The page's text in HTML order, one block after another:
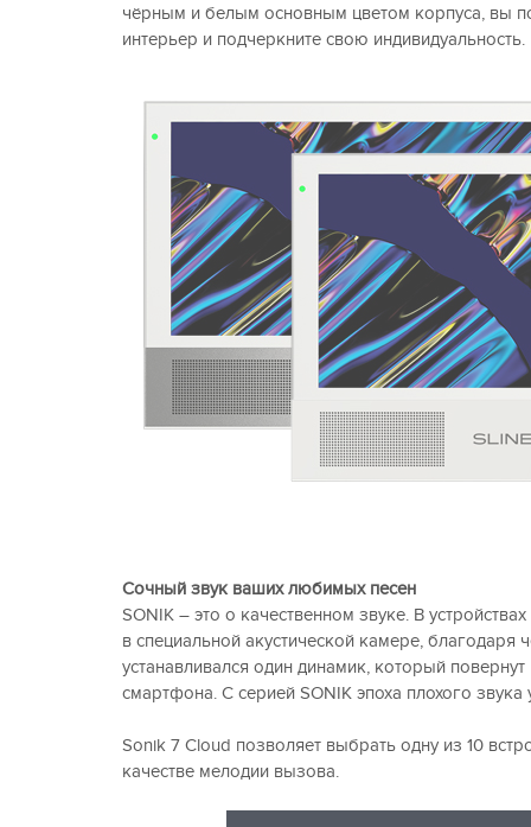
чёрным и белым основным цветом корпуса, вы
интерьер и подчеркните свою индивидуальность.
Сочный звук ваших любимых песен
SONIK – это о качественном звуке. В
в специальной акустической камере,
устанавливался один динамик, который
смартфона. С серией SONIK эпоха плохого
Sonik 7 Cloud позволяет выбрать одну из 10
качестве мелодии вызова.